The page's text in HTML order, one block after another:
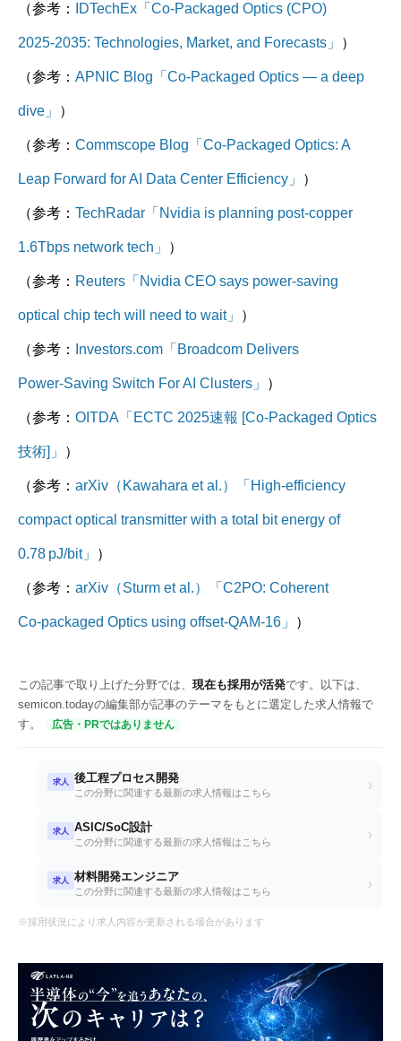
（参考： IDTechEx「Co‑Packaged Optics (CPO)
2025‑2035: Technologies, Market, and Forecasts」 ）
（参考： APNIC Blog「Co‑Packaged Optics — a deep
dive」 ）
（参考： Commscope Blog「Co‑Packaged Optics: A
Leap Forward for AI Data Center Efficiency」 ）
（参考： TechRadar「Nvidia is planning post‑copper
1.6Tbps network tech」 ）
（参考： Reuters「Nvidia CEO says power‑saving
optical chip tech will need to wait」 ）
（参考： Investors.com「Broadcom Delivers
Power‑Saving Switch For AI Clusters」 ）
（参考： OITDA「ECTC 2025速報 [Co‑Packaged Optics
技術]」 ）
（参考： arXiv（Kawahara et al.）「High‑efficiency
compact optical transmitter with a total bit energy of
0.78 pJ/bit」 ）
（参考： arXiv（Sturm et al.）「C2PO: Coherent
Co‑packaged Optics using offset‑QAM‑16」 ）
この記事で取り上げた分野では、 現在も採用が活発です。以下は、
semicon.todayの編集部が記事のテーマをもとに選定した求人情報で
す。
広告・PRではありません
求人 後工程プロセス開発
この分野に関連する最新の求人情報はこちら ›
求人 ASIC/SoC設計
この分野に関連する最新の求人情報はこちら ›
求人 材料開発エンジニア
この分野に関連する最新の求人情報はこちら ›
※採用状況により求人内容が更新される場合があります